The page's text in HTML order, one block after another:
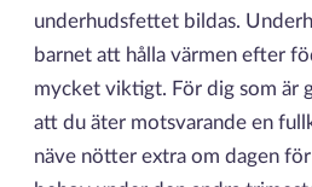
underhudsfettet bildas.
barnet att hålla värmen efter
mycket viktigt. För dig som är
att du äter motsvarande en
näve nötter extra om dagen